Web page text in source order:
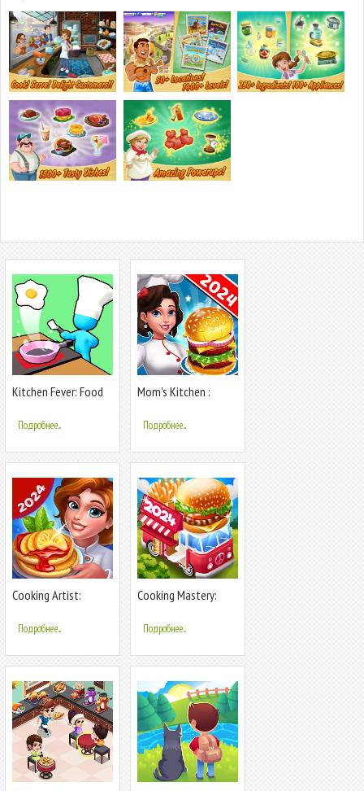
Kitchen Fever: Food
Подробнее...
Mom's Kitchen :
Подробнее...
Cooking Artist:
Подробнее...
Cooking Mastery:
Подробнее...